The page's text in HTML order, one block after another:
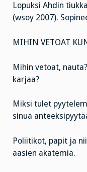
Lopuksi Ahdin
(wsoy 2007).
MIHIN VETOAT
Mihin vetoat,
karjaa?
Miksi tulet
sinua
Poliitikot, papit ja
aasien akatemia.